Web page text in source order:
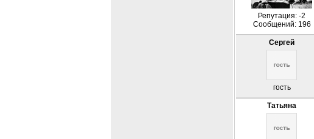
Репутация: -2
Сообщений: 196
Сергей
гость
Татьяна